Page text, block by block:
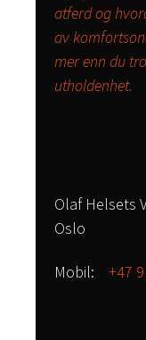
atferd og
av
mer enn du
utholdenhet.
Olaf Helsets
Oslo
Mobil: +47